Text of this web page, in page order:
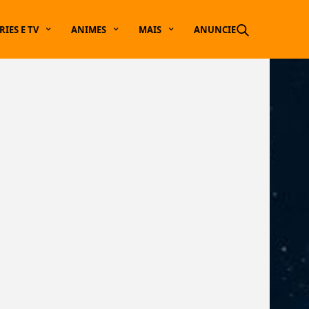
E TV ANIMES MAIS ANUNCIE